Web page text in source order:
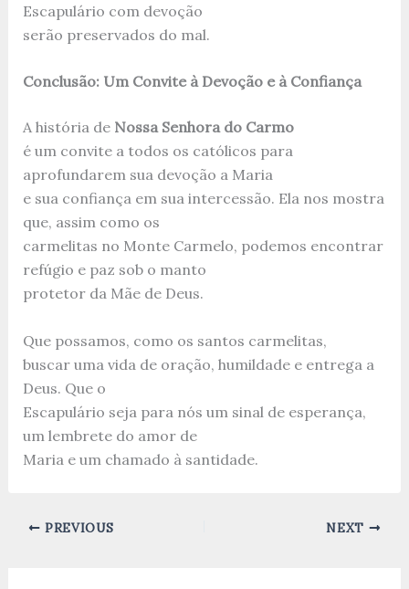
Escapulário com devoção
serão preservados do mal.
Conclusão: Um Convite à Devoção e à Confiança
A história de Nossa Senhora do Carmo
é um convite a todos os católicos para
aprofundarem sua devoção a Maria
e sua confiança em sua intercessão. Ela nos mostra
que, assim como os
carmelitas no Monte Carmelo, podemos encontrar
refúgio e paz sob o manto
protetor da Mãe de Deus.
Que possamos, como os santos carmelitas,
buscar uma vida de oração, humildade e entrega a
Deus. Que o
Escapulário seja para nós um sinal de esperança,
um lembrete do amor de
Maria e um chamado à santidade.
PREVIOUS NEXT